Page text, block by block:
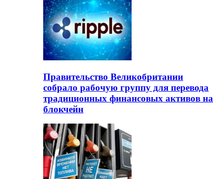
Правительство Великобритании
собрало рабочую группу для перевода
традиционных финансовых активов на
блокчейн